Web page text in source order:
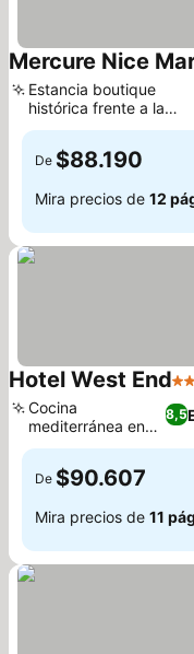
Mercure Nice
Estancia boutique
histórica frente a la
playa
De $88.190
Mira precios de 12
Hotel West End4
8,5
Cocina
mediterránea en
Le Siecle
De $90.607
Mira precios de 11